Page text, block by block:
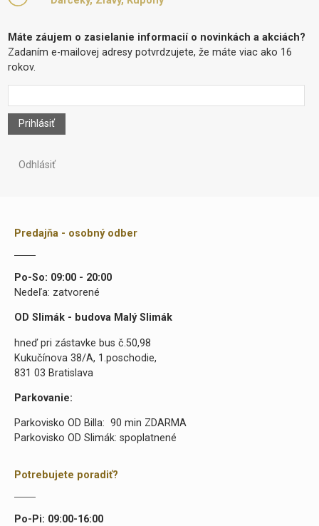
Máte záujem o zasielanie informacií o novinkách a akciách?
Zadaním e-mailovej adresy potvrdzujete, že máte viac ako 16
rokov.
Prihlásiť
Odhlásiť
Predajňa - osobný odber
Po-So: 09:00 - 20:00
Nedeľa: zatvorené
OD Slimák - budova Malý Slimák
hneď pri zástavke bus č.50,98
Kukučínova 38/A, 1.poschodie,
831 03 Bratislava
Parkovanie:
Parkovisko OD Billa: 90 min ZDARMA
Parkovisko OD Slimák: spoplatnené
Potrebujete poradiť?
Po-Pi: 09:00-16:00